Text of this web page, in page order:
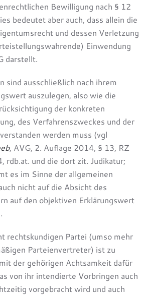
Bewilligung nach § 12
bedeutet aber auch, dass allein die
und dessen Verletzung
Einwendung
darstellt.
sind ausschließlich nach ihrem
auszulegen, also wie die
der konkreten
des Verfahrenszweckes und der
werden muss (vgl
, AVG, 2. Auflage 2014, § 13, RZ
rdb.at. und die dort zit. Judikatur;
es im Sinne der allgemeinen
nicht auf die Absicht des
auf den objektiven Erklärungswert
rechtskundigen Partei (umso mehr
Parteienvertreter) ist zu
der gehörigen Achtsamkeit dafür
von ihr intendierte Vorbringen auch
vorgebracht wird und auch